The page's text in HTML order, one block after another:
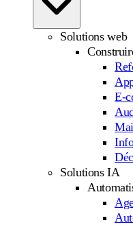
Solutions web
E-
Solutions IA